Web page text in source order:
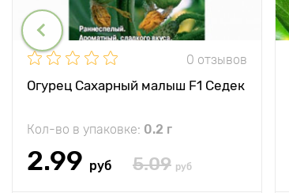
0 отзывов
Огурец Сахарный малыш F1 Седек
Кол-во в упаковке: 0.2 г
2.99 руб 5.09 руб